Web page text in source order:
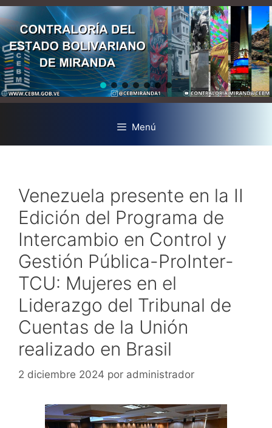
Menú
Venezuela presente en la II
Edición del Programa de
Intercambio en Control y
Gestión Pública-ProInter-
TCU: Mujeres en el
Liderazgo del Tribunal de
Cuentas de la Unión
realizado en Brasil
2 diciembre 2024 por administrador